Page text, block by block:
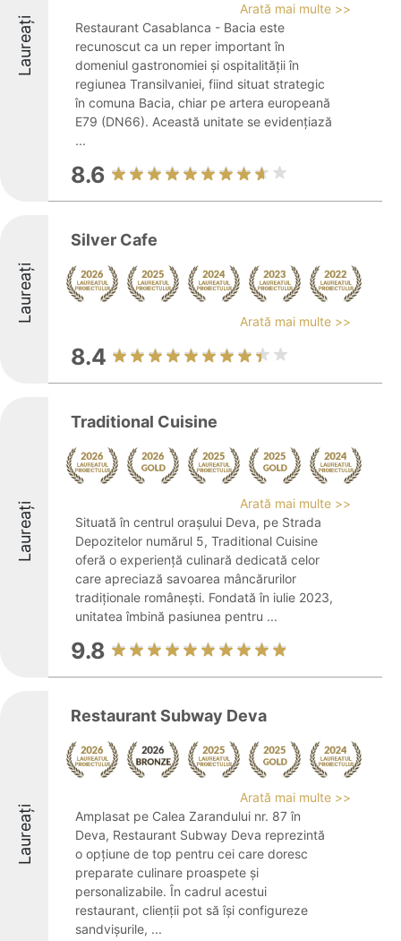
Laureați
Arată mai multe >>
Restaurant Casablanca - Bacia este
recunoscut ca un reper important în
domeniul gastronomiei și ospitalității în
regiunea Transilvaniei, fiind situat strategic
în comuna Bacia, chiar pe artera europeană
E79 (DN66). Această unitate se evidențiază
...
8.6
Laureați
Silver Cafe
Arată mai multe >>
8.4
Laureați
Traditional Cuisine
Arată mai multe >>
Situată în centrul orașului Deva, pe Strada
Depozitelor numărul 5, Traditional Cuisine
oferă o experiență culinară dedicată celor
care apreciază savoarea mâncărurilor
tradiționale românești. Fondată în iulie 2023,
unitatea îmbină pasiunea pentru ...
9.8
Laureați
Restaurant Subway Deva
Arată mai multe >>
Amplasat pe Calea Zarandului nr. 87 în
Deva, Restaurant Subway Deva reprezintă
o opțiune de top pentru cei care doresc
preparate culinare proaspete și
personalizabile. În cadrul acestui
restaurant, clienții pot să își configureze
sandvișurile, ...